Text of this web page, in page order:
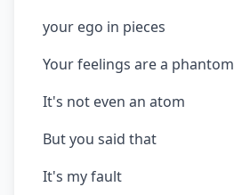
your ego in pieces
Your feelings are a phantom
It's not even an atom
But you said that
It's my fault